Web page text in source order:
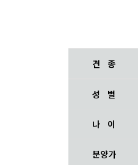
견 종
성 별
나 이
분양가